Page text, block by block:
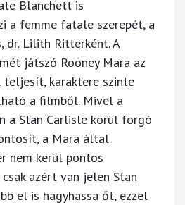
Blanchett is
a femme fatale szerepét, a
dr. Lilith Ritterként. A
játszó Rooney Mara az
karaktere szinte
a filmből. Mivel a
a Stan Carlisle körül forgó
a Mara által
nem kerül pontos
azért van jelen Stan
el is hagyhassa őt, ezzel